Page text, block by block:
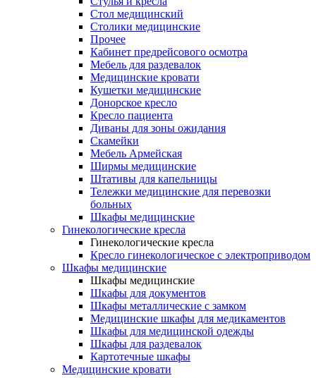
Стол медицинский
Столики медицинские
Прочее
Кабинет предрейсового осмотра
Мебель для раздевалок
Медицинские кровати
Кушетки медицинские
Донорское кресло
Кресло пациента
Диваны для зоны ожидания
Скамейки
Мебель Армейская
Ширмы медицинские
Штативы для капельницы
Тележки медицинские для перевозки
больных
Шкафы медицинские
Гинекологические кресла
Гинекологические кресла
Кресло гинекологическое с электроприводом
Шкафы медицинские
Шкафы медицинские
Шкафы для документов
Шкафы металлические с замком
Медицинские шкафы для медикаментов
Шкафы для медицинской одежды
Шкафы для раздевалок
Картотечные шкафы
Медицинские кровати